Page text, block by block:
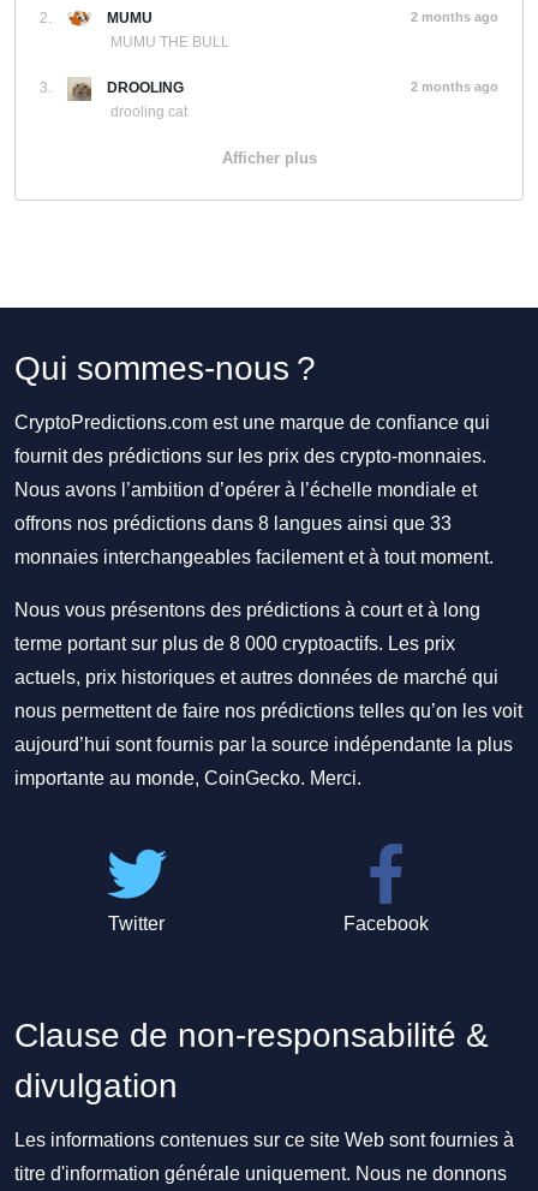
2.
MUMU
MUMU THE BULL
2 months ago
3.
DROOLING
drooling cat
2 months ago
Afficher plus
Qui sommes-nous ?
CryptoPredictions.com est une marque de confiance qui
fournit des prédictions sur les prix des crypto-monnaies.
Nous avons l’ambition d’opérer à l’échelle mondiale et
offrons nos prédictions dans 8 langues ainsi que 33
monnaies interchangeables facilement et à tout moment.
Nous vous présentons des prédictions à court et à long
terme portant sur plus de 8 000 cryptoactifs. Les prix
actuels, prix historiques et autres données de marché qui
nous permettent de faire nos prédictions telles qu’on les voit
aujourd’hui sont fournis par la source indépendante la plus
importante au monde, CoinGecko. Merci.
Twitter Facebook
Clause de non-responsabilité &
divulgation
Les informations contenues sur ce site Web sont fournies à
titre d'information générale uniquement. Nous ne donnons